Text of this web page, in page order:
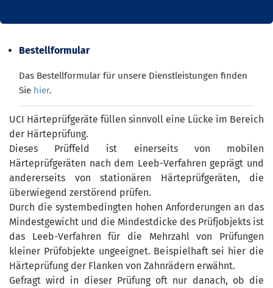
Bestellformular
Das Bestellformular für unsere Dienstleistungen finden
Sie hier.
UCI Härteprüfgeräte füllen sinnvoll eine Lücke im Bereich
der Härteprüfung.
Dieses Prüffeld ist einerseits von mobilen
Härteprüfgeräten nach dem Leeb-Verfahren geprägt und
andererseits von stationären Härteprüfgeräten, die
überwiegend zerstörend prüfen.
Durch die systembedingten hohen Anforderungen an das
Mindestgewicht und die Mindestdicke des Prüfjobjekts ist
das Leeb-Verfahren für die Mehrzahl von Prüfungen
kleiner Prüfobjekte ungeeignet. Beispielhaft sei hier die
Härteprüfung der Flanken von Zahnrädern erwähnt.
Gefragt wird in dieser Prüfung oft nur danach, ob die